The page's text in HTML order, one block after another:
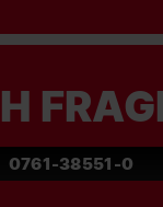
0761-38551-0